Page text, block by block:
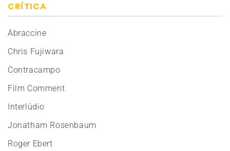
CRÍTICA
Abraccine
Chris Fujiwara
Contracampo
Film Comment
Interlúdio
Jonatham Rosenbaum
Roger Ebert